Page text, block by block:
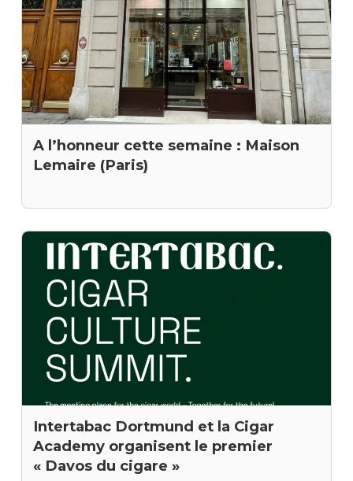
A l’honneur cette semaine : Maison
Lemaire (Paris)
Intertabac Dortmund et la Cigar
Academy organisent le premier
« Davos du cigare »